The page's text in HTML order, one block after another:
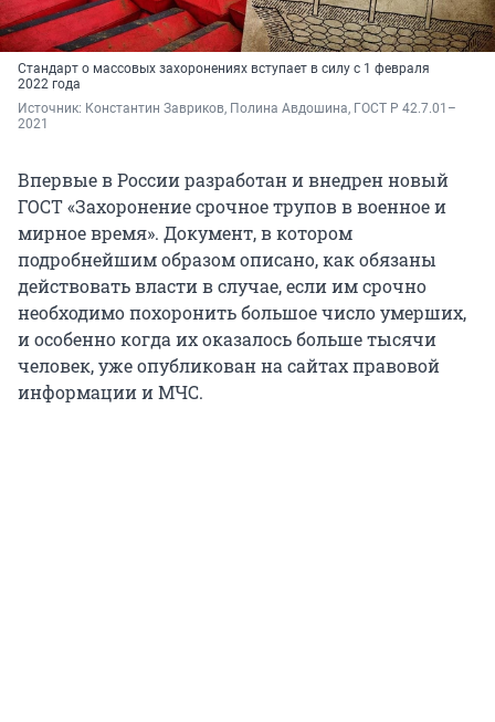
Стандарт о массовых захоронениях вступает в силу с 1 февраля
2022 года
Источник: Константин Завриков, Полина Авдошина, ГОСТ Р 42.7.01–
2021
Впервые в России разработан и внедрен новый
ГОСТ «Захоронение срочное трупов в военное и
мирное время». Документ, в котором
подробнейшим образом описано, как обязаны
действовать власти в случае, если им срочно
необходимо похоронить большое число умерших,
и особенно когда их оказалось больше тысячи
человек, уже опубликован на сайтах правовой
информации и МЧС.